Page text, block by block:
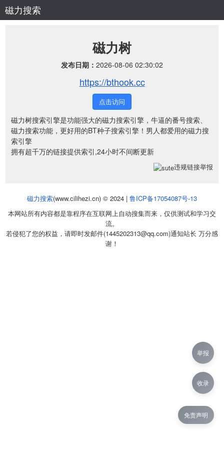
磁力搜索
磁力树
发布日期： 2026-08-06 02:30:02
https://bthook.cc
点击访问
磁力树搜索引擎是功能强大的磁力搜索引擎，牛逼的番号搜索、
磁力搜索功能，更好用的BT种子搜索引擎！男人都爱用的磁力搜
索引擎
拥有超千万的链接提供索引,24小时不间断更新
违规链接举报
磁力搜索(www.cilihezi.cn) © 2024 | 鲁ICP备17054087号-13
本网站所有内容都是靠程序在互联网上自动搜集而来，仅供测试和学习交
流。
若侵犯了您的权益，请即时发邮件(1445202313@qq.com)通知站长 万分感
谢！
免责声明
举报
收录